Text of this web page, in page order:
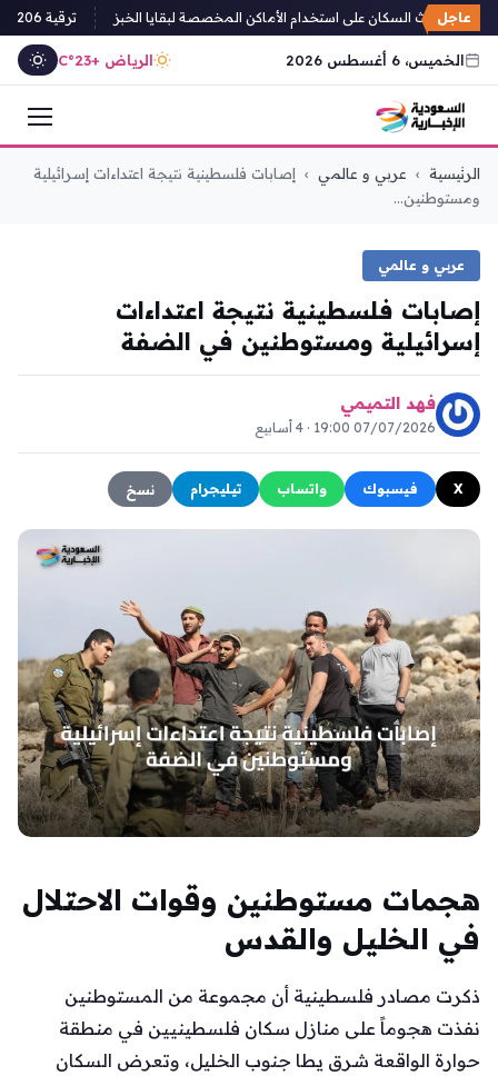
عاجل
تبوك تحث السكان على استخدام الأماكن المخصصة لبقايا الخبز ترقية 1,206 من منسوبي الأمن العام السعودي بمختلف التخصصات بتوجيه وزير الداخلية
الخميس، 6 أغسطس 2026 الرياض +23°C
التجاوز
الرئيسية › عربي و عالمي › إصابات فلسطينية نتيجة اعتداءات إسرائيلية
ومستوطنين...
عربي و عالمي
إصابات فلسطينية نتيجة اعتداءات
إسرائيلية ومستوطنين في الضفة
فهد التميمي
07/07/2026 19:00 · 4 أسابيع
X فيسبوك واتساب تيليجرام نسخ
هجمات مستوطنين وقوات الاحتلال
في الخليل والقدس
ذكرت مصادر فلسطينية أن مجموعة من المستوطنين
نفذت هجوماً على منازل سكان فلسطينيين في منطقة
حوارة الواقعة شرق يطا جنوب الخليل، وتعرض السكان